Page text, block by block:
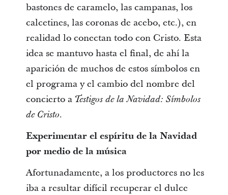
bastones de caramelo, las campanas, los
calcetines, las coronas de acebo, etc.), en
realidad lo conectan todo con Cristo. Esta
idea se mantuvo hasta el final, de ahí la
aparición de muchos de estos símbolos en
el programa y el cambio del nombre del
concierto a Testigos de la Navidad: Símbolos
de Cristo.
Experimentar el espíritu de la Navidad
por medio de la música
Afortunadamente, a los productores no les
iba a resultar difícil recuperar el dulce